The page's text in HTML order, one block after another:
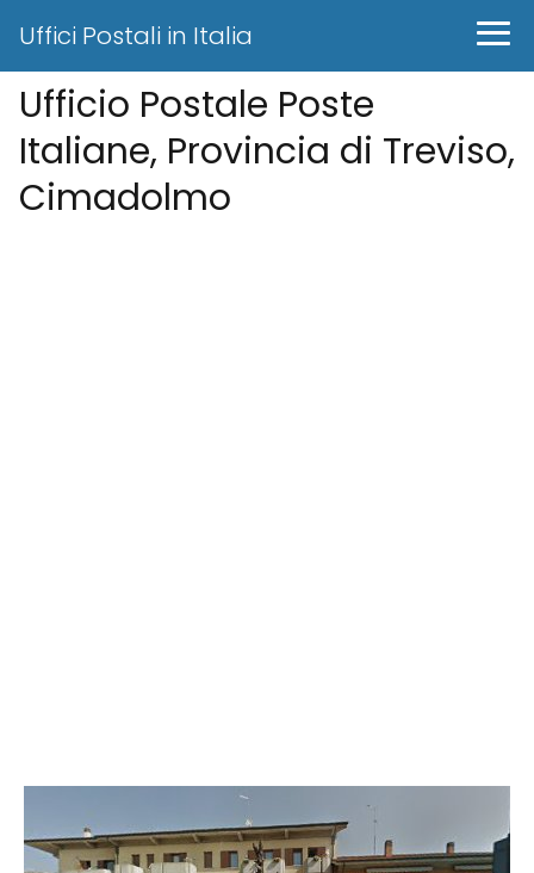
Uffici Postali in Italia
Ufficio Postale Poste
Italiane, Provincia di Treviso,
Cimadolmo